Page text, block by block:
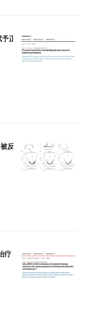
正常细胞肿瘤特性
反转！小分子“双面弹头”
疗？UCSD团队揭示miR-